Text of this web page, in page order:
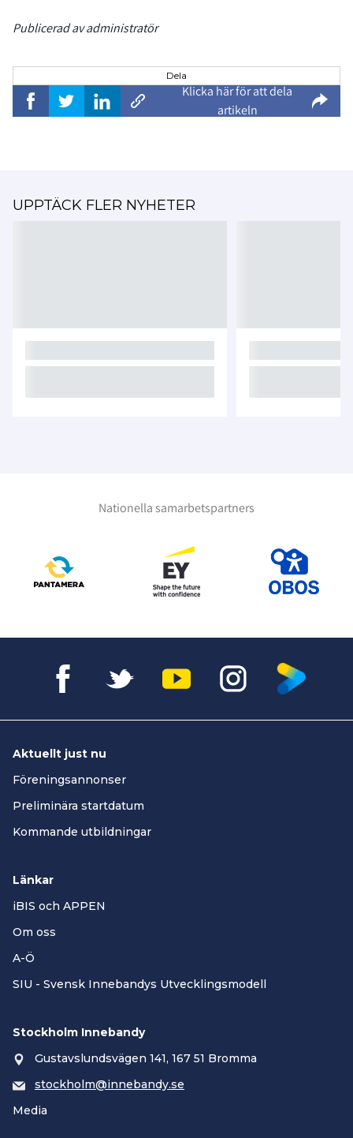
Publicerad av administratör
Dela
Klicka här för att dela
artikeln
UPPTÄCK FLER NYHETER
Nationella samarbetspartners
Aktuellt just nu
Föreningsannonser
Preliminära startdatum
Kommande utbildningar
Länkar
iBIS och APPEN
Om oss
A-Ö
SIU - Svensk Innebandys Utvecklingsmodell
Stockholm Innebandy
Gustavslundsvägen 141, 167 51 Bromma
stockholm@innebandy.se
Media